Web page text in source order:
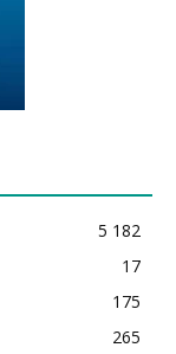
5 182
17
175
265